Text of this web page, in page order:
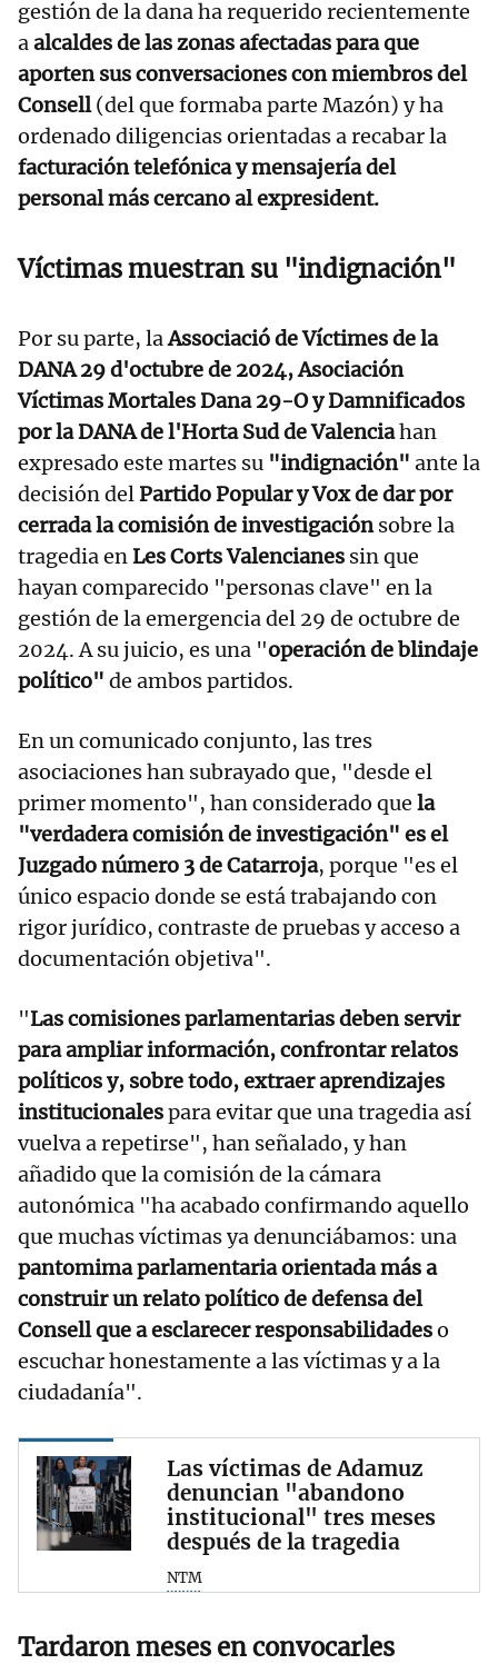
gestión de la dana ha requerido recientemente
aalcaldes de las zonas afectadas para que
aporten sus conversaciones con miembros del
Consell(del que formaba parte Mazón) y ha
ordenado diligencias orientadas a recabar la
facturación telefónica y mensajería del
personal más cercano al expresident.
Víctimas muestran su "indignación"
Por su parte, laAssociació de Víctimes de la
DANA 29 d'octubre de 2024, Asociación
Víctimas Mortales Dana 29-O y Damnificados
por la DANA de l'Horta Sud de Valenciahan
expresado este martes su "indignación" ante la
decisión delPartido Popular y Vox de dar por
cerrada la comisión de investigaciónsobre la
tragedia enLes Corts Valencianes sin que
hayan comparecido "personas clave" en la
gestión de la emergencia del 29 de octubre de
2024. A su juicio, es una "operación de blindaje
político" de ambos partidos.
En un comunicado conjunto, las tres
asociaciones han subrayado que, "desde el
primer momento", han considerado que la
"verdadera comisión de investigación" es el
Juzgado número 3 de Catarroja, porque "es el
único espacio donde se está trabajando con
rigor jurídico, contraste de pruebas y acceso a
documentación objetiva".
"Las comisiones parlamentarias deben servir
para ampliar información, confrontar relatos
políticos y, sobre todo, extraer aprendizajes
institucionalespara evitar que una tragedia así
vuelva a repetirse", han señalado, y han
añadido que la comisión de la cámara
autonómica "ha acabado confirmando aquello
que muchas víctimas ya denunciábamos: una
pantomima parlamentaria orientada más a
construir un relato político de defensa del
Consell que a esclarecer responsabilidadeso
escuchar honestamente a las víctimas y a la
ciudadanía".
Las víctimas de Adamuz
denuncian "abandono
institucional" tres meses
después de la tragedia
NTM
Tardaron meses en convocarles